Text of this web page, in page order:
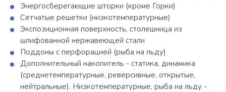
Энергосберегающие шторки (кроме Горки)
Сетчатые решетки (низкотемпературные)
Экспозиционная поверхность, столешница из
шлифованной нержавеющей стали
Поддоны с перфорацией (рыба на льду)
Дополнительный накопитель - статика, динамика
(среднетемпературные, реверсивные, открытые,
нейтральные). Низкотемпературные, рыба на льду -